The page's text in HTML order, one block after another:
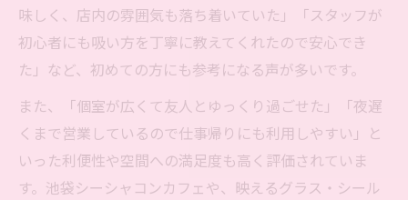
味しく、店内の雰囲気も落ち着いていた」「スタッフが
初心者にも吸い方を丁寧に教えてくれたので安心でき
た」など、初めての方にも参考になる声が多いです。
また、「個室が広くて友人とゆっくり過ごせた」「夜遅
くまで営業しているので仕事帰りにも利用しやすい」と
いった利便性や空間への満足度も高く評価されていま
す。池袋シーシャコンカフェや、映えるグラス・シール